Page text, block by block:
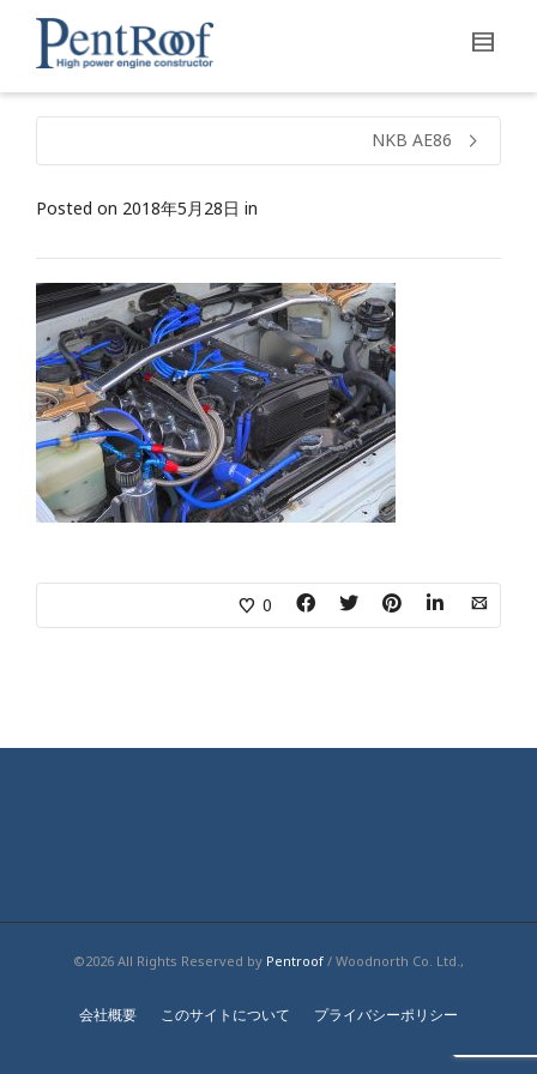
NKB AE86
Posted on 2018年5月28日 in
0
©2026 All Rights Reserved by Pentroof / Woodnorth Co. Ltd.,
会社概要 このサイトについて プライバシーポリシー